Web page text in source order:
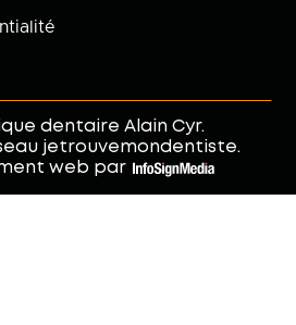
dentaire Alain Cyr.
jetrouvemondentiste.
web par
.